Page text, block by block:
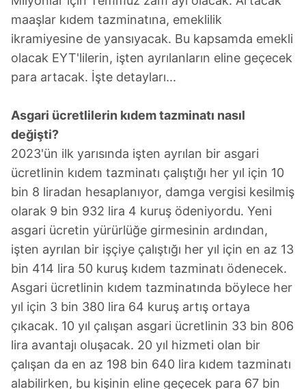
maaşlar kıdem tazminatına, emeklilik
ikramiyesine de yansıyacak. Bu kapsamda emekli
olacak EYT'lilerin, işten ayrılanların eline geçecek
para artacak. İşte detayları...
Asgari ücretlilerin kıdem tazminatı nasıl
değişti?
2023'ün ilk yarısında işten ayrılan bir asgari
ücretlinin kıdem tazminatı çalıştığı her yıl için 10
bin 8 liradan hesaplanıyor, damga vergisi kesilmiş
olarak 9 bin 932 lira 4 kuruş ödeniyordu. Yeni
asgari ücretin yürürlüğe girmesinin ardından,
işten ayrılan bir işçiye çalıştığı her yıl için en az 13
bin 414 lira 50 kuruş kıdem tazminatı ödenecek.
Asgari ücretlinin kıdem tazminatında böylece her
yıl için 3 bin 380 lira 64 kuruş artış ortaya
çıkacak. 10 yıl çalışan asgari ücretlinin 33 bin 806
lira avantajı oluşacak. 20 yıl hizmeti olan bir
çalışan da en az 198 bin 640 lira kıdem tazminatı
alabilirken, bu kişinin eline geçecek para 67 bin